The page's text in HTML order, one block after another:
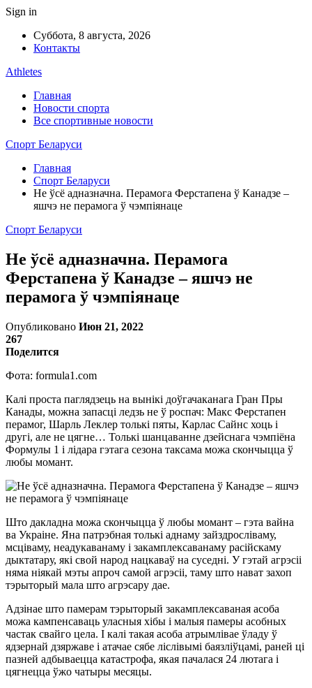
Sign in
Суббота, 8 августа, 2026
Контакты
Athletes
Главная
Новости спорта
Все спортивные новости
Спорт Беларуси
Главная
Спорт Беларуси
Не ўсё адназначна. Перамога Ферстапена ў Канадзе –
яшчэ не перамога ў чэмпіянаце
Спорт Беларуси
Не ўсё адназначна. Перамога
Ферстапена ў Канадзе – яшчэ не
перамога ў чэмпіянаце
Опубликовано Июн 21, 2022
267
Поделится
Фота: formula1.com
Калі проста паглядзець на вынікі доўгачаканага Гран Пры
Канады, можна запасці ледзь не ў роспач: Макс Ферстапен
перамог, Шарль Леклер толькі пяты, Карлас Сайнс хоць і
другі, але не цягне… Толькі шанцаванне дзейснага чэмпіёна
Формулы 1 і лідара гэтага сезона таксама можа скончыцца ў
любы момант.
Што дакладна можа скончыцца ў любы момант – гэта вайна
ва Украіне. Яна патрэбная толькі аднаму зайздросліваму,
мсціваму, неадукаванаму і закамплексаванаму расійскаму
дыктатару, які свой народ нацкаваў на суседні. У гэтай агрэсіі
няма ніякай мэты апроч самой агрэсіі, таму што нават захоп
тэрыторый мала што агрэсару дае.
Адзінае што памерам тэрыторый закамплексаваная асоба
можа кампенсаваць уласныя хібы і малыя памеры асобных
частак свайго цела. І калі такая асоба атрымлівае ўладу ў
ядзернай дзяржаве і атачае сябе ліслівымі баязліўцамі, раней ці
пазней адбываецца катастрофа, якая пачалася 24 лютага і
цягнецца ўжо чатыры месяцы.